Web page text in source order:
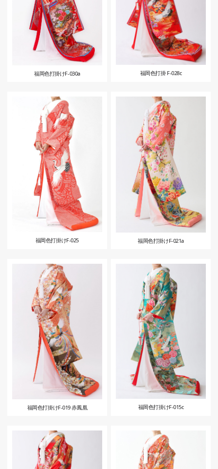
福岡色打掛けF-030a 福岡色打掛 F-028c
福岡色打掛けF-025 福岡色打掛けF-021a
福岡色打掛けF-019 赤鳳凰 福岡色打掛けF-015c